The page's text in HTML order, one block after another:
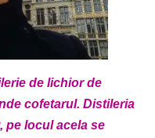
de lichior de
cofetarul. Distileria
pe locul acela se